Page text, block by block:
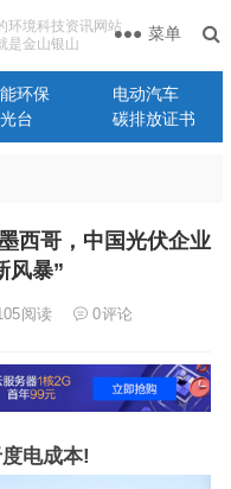
环境科技资讯网站
是金山银山
环保
电动汽车
台 碳排放证书
菜单
西哥，中国光伏企业
风暴”
阅读 0评论
电成本!